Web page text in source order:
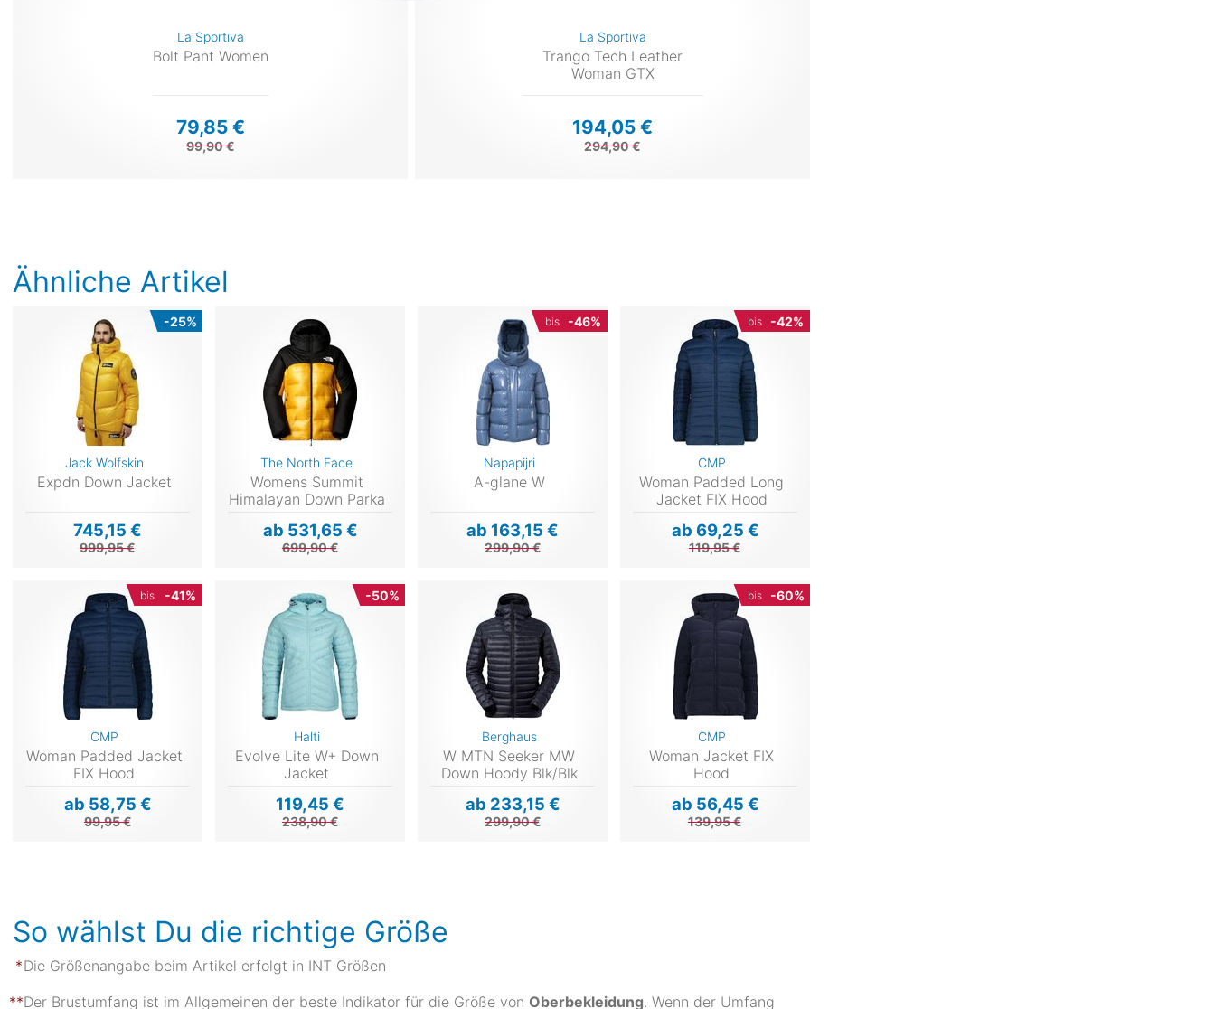
La Sportiva
Bolt Pant Women
79,85 €
99,90 €
La Sportiva
Trango Tech Leather
Woman GTX
194,05 €
294,90 €
Ähnliche Artikel
-25%
Jack Wolfskin
Expdn Down Jacket
745,15 €
999,95 €
The North Face
Womens Summit
Himalayan Down Parka
ab 531,65 €
699,90 €
bis -46%
Napapijri
A-glane W
ab 163,15 €
299,90 €
bis -42%
CMP
Woman Padded Long
Jacket FIX Hood
ab 69,25 €
119,95 €
bis -41%
CMP
Woman Padded Jacket
FIX Hood
ab 58,75 €
99,95 €
-50%
Halti
Evolve Lite W+ Down
Jacket
119,45 €
238,90 €
Berghaus
W MTN Seeker MW
Down Hoody Blk/Blk
ab 233,15 €
299,90 €
bis -60%
CMP
Woman Jacket FIX
Hood
ab 56,45 €
139,95 €
So wählst Du die richtige Größe
Die Größenangabe beim Artikel erfolgt in INT Größen
Der Brustumfang ist im Allgemeinen der beste Indikator für die Größe von Oberbekleidung. Wenn der Umfang